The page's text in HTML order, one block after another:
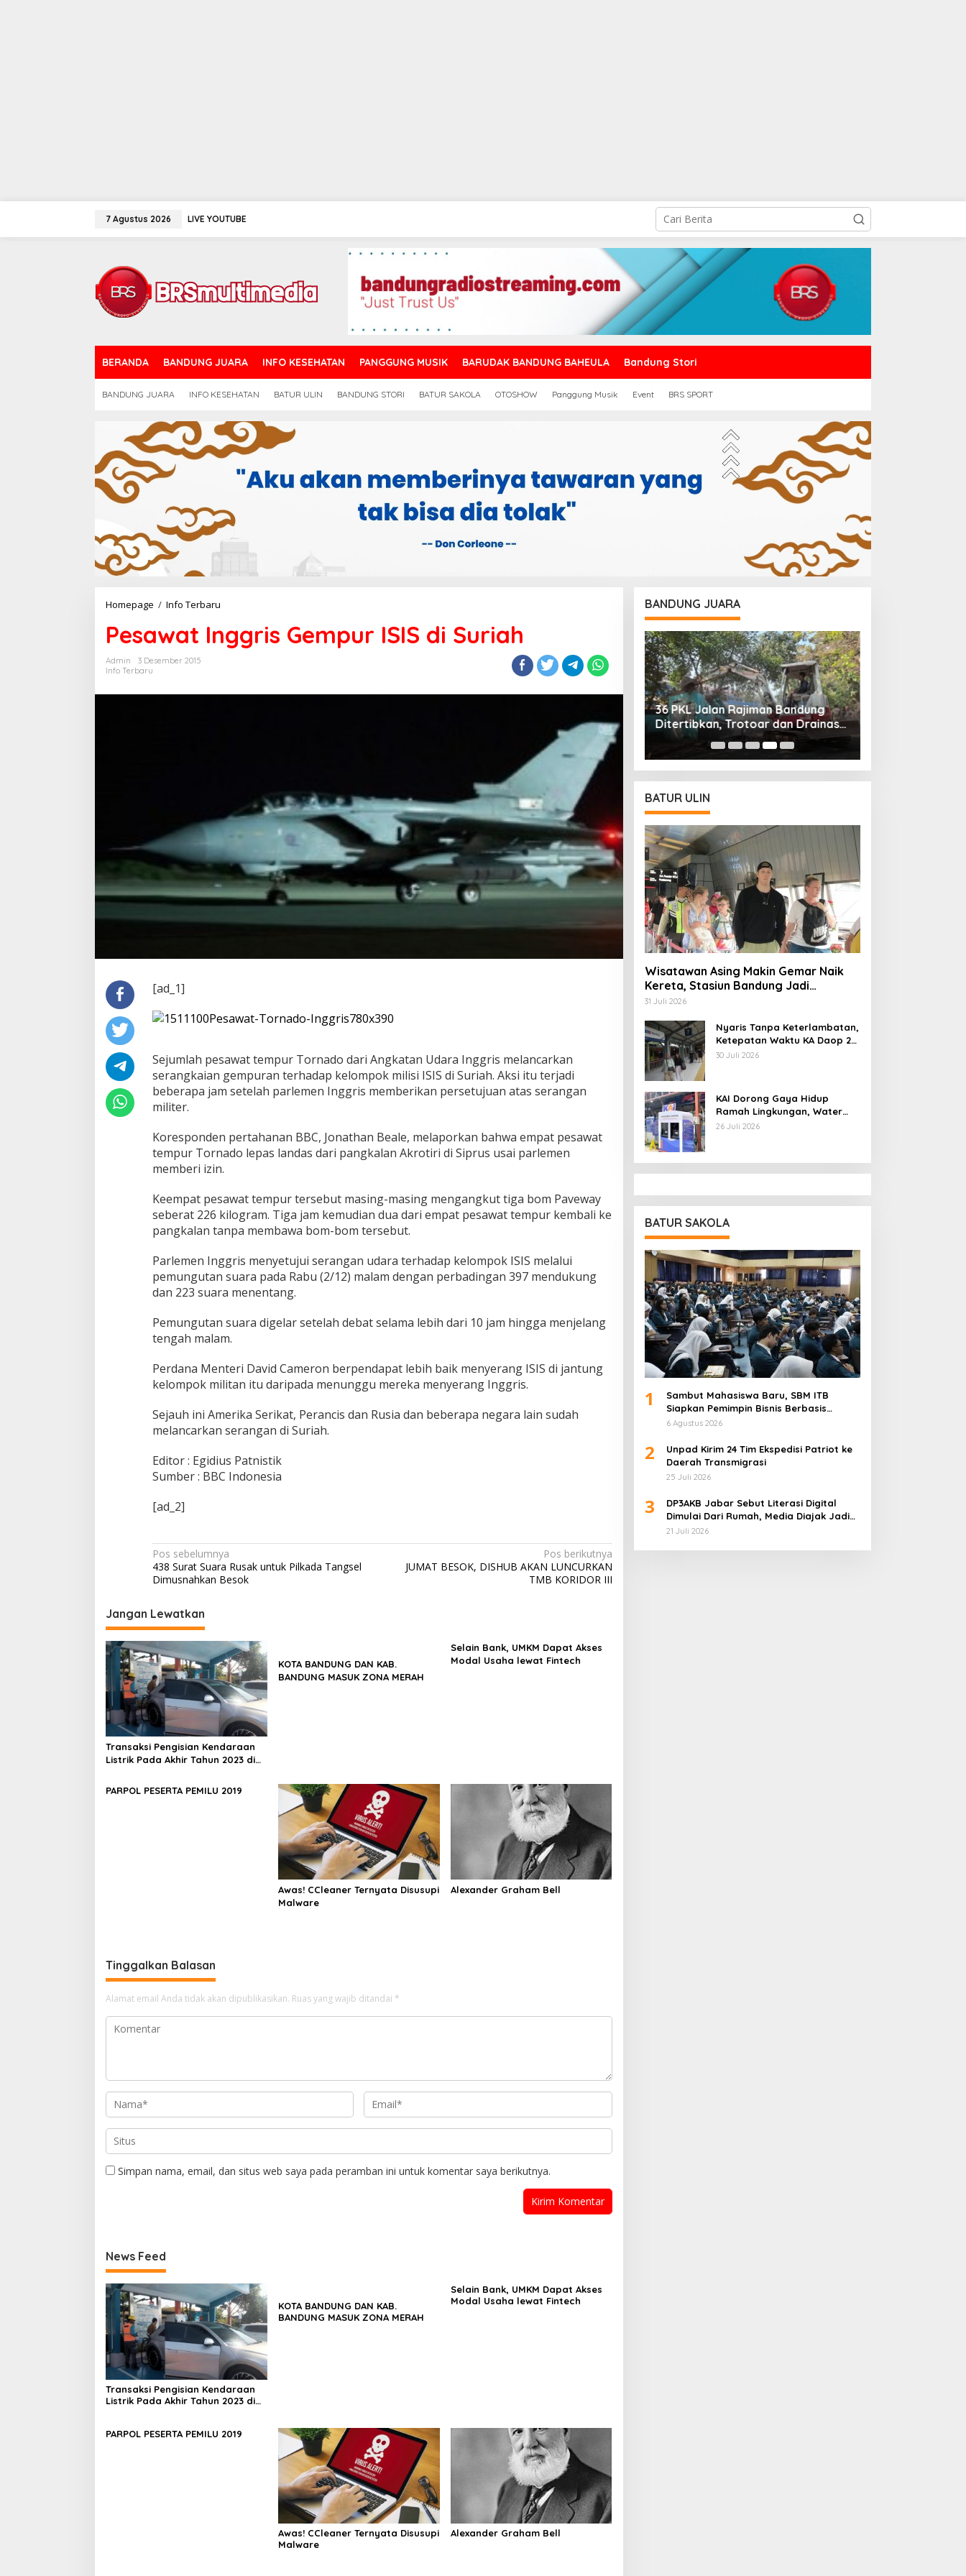
7 Agustus 2026 LIVE YOUTUBE
BERANDA BANDUNG JUARA INFO KESEHATAN PANGGUNG MUSIK BARUDAK BANDUNG BAHEULA Bandung Stori
BANDUNG JUARA INFO KESEHATAN BATUR ULIN BANDUNG STORI BATUR SAKOLA OTOSHOW Panggung Musik Event BRS SPORT
Homepage / Info Terbaru
Gempur
ISIS
Pesawat Inggris Gempur ISIS di Suriah
Admin
3 Desember 2015
Info Terbaru
[ad_1]
Sejumlah pesawat tempur Tornado dari Angkatan Udara Inggris melancarkan
serangkaian gempuran terhadap kelompok milisi ISIS di Suriah. Aksi itu terjadi
beberapa jam setelah parlemen Inggris memberikan persetujuan atas serangan
militer.
Koresponden pertahanan BBC, Jonathan Beale, melaporkan bahwa empat pesawat
tempur Tornado lepas landas dari pangkalan Akrotiri di Siprus usai parlemen
memberi izin.
Keempat pesawat tempur tersebut masing-masing mengangkut tiga bom Paveway
seberat 226 kilogram. Tiga jam kemudian dua dari empat pesawat tempur kembali ke
pangkalan tanpa membawa bom-bom tersebut.
Parlemen Inggris menyetujui serangan udara terhadap kelompok ISIS melalui
pemungutan suara pada Rabu (2/12) malam dengan perbadingan 397 mendukung
dan 223 suara menentang.
Pemungutan suara digelar setelah debat selama lebih dari 10 jam hingga menjelang
tengah malam.
Perdana Menteri David Cameron berpendapat lebih baik menyerang ISIS di jantung
kelompok militan itu daripada menunggu mereka menyerang Inggris.
Sejauh ini Amerika Serikat, Perancis dan Rusia dan beberapa negara lain sudah
melancarkan serangan di Suriah.
Editor : Egidius Patnistik
Sumber : BBC Indonesia
[ad_2]
Navigasi
pos
Pos sebelumnya
438 Surat Suara Rusak untuk Pilkada Tangsel
Dimusnahkan Besok
Pos berikutnya
JUMAT BESOK, DISHUB AKAN LUNCURKAN
TMB KORIDOR III
Jangan Lewatkan
Transaksi Pengisian Kendaraan
Listrik Pada Akhir Tahun 2023 di
KOTA BANDUNG DAN KAB.
BANDUNG MASUK ZONA MERAH
Selain Bank, UMKM Dapat Akses
Modal Usaha lewat Fintech
PARPOL PESERTA PEMILU 2019
Awas! CCleaner Ternyata Disusupi
Malware
Alexander Graham Bell
Tinggalkan Balasan
Alamat email Anda tidak akan dipublikasikan. Ruas yang wajib ditandai *
Simpan nama, email, dan situs web saya pada peramban ini untuk komentar saya berikutnya.
News Feed
Transaksi Pengisian Kendaraan
Listrik Pada Akhir Tahun 2023 di
KOTA BANDUNG DAN KAB.
BANDUNG MASUK ZONA MERAH
Selain Bank, UMKM Dapat Akses
Modal Usaha lewat Fintech
PARPOL PESERTA PEMILU 2019
Awas! CCleaner Ternyata Disusupi
Malware
Alexander Graham Bell
BANDUNG JUARA
Ditertibkan, Trotoar dan Drainase
Musim Kemarau Mulai Terasa,
Pemkot Bandung Pastikan
Pasokan Air Bersih Tetap Aman
BATUR ULIN
Wisatawan Asing Makin Gemar Naik
Kereta, Stasiun Bandung Jadi
Gerbang Utama di Jawa Barat
31 Juli 2026
Nyaris Tanpa Keterlambatan,
Ketepatan Waktu KA Daop 2
Bandung Tembus 99,85
30 Juli 2026
KAI Dorong Gaya Hidup
Ramah Lingkungan, Water
Station Berpotensi Kurangi
26 Juli 2026
BATUR SAKOLA
1
Sambut Mahasiswa Baru, SBM ITB
Siapkan Pemimpin Bisnis Berbasis
Inovasi
6 Agustus 2026
2
Unpad Kirim 24 Tim Ekspedisi Patriot ke
Daerah Transmigrasi
25 Juli 2026
3
DP3AKB Jabar Sebut Literasi Digital
Dimulai Dari Rumah, Media Diajak Jadi
Mitra Keluarga
21 Juli 2026